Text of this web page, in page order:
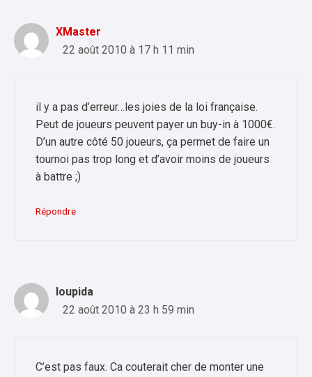
XMaster
22 août 2010 à 17 h 11 min
il y a pas d’erreur…les joies de la loi française.
Peut de joueurs peuvent payer un buy-in à 1000€.
D’un autre côté 50 joueurs, ça permet de faire un
tournoi pas trop long et d’avoir moins de joueurs
à battre ;)
Répondre
loupida
22 août 2010 à 23 h 59 min
C’est pas faux. Ca couterait cher de monter une